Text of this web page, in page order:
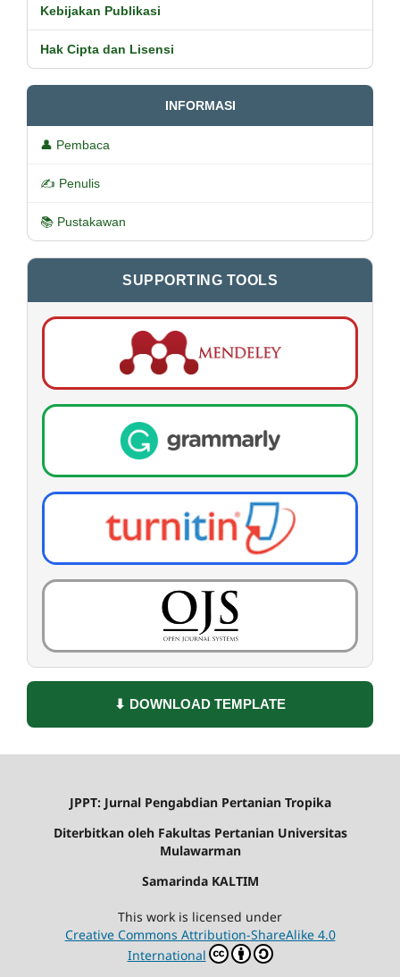
Kebijakan Publikasi
Hak Cipta dan Lisensi
INFORMASI
👤 Pembaca
✍ Penulis
📚 Pustakawan
SUPPORTING TOOLS
⬇ DOWNLOAD TEMPLATE
JPPT: Jurnal Pengabdian Pertanian Tropika
Diterbitkan oleh Fakultas Pertanian Universitas
Mulawarman
Samarinda KALTIM
This work is licensed under
Creative Commons Attribution-ShareAlike 4.0
International